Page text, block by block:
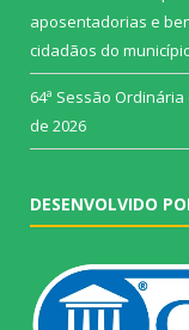
aposentadorias e
cidadãos do
64ª Sessão
de 2026
DESENVOLVIDO